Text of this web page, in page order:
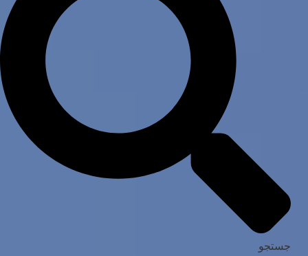
جستجو